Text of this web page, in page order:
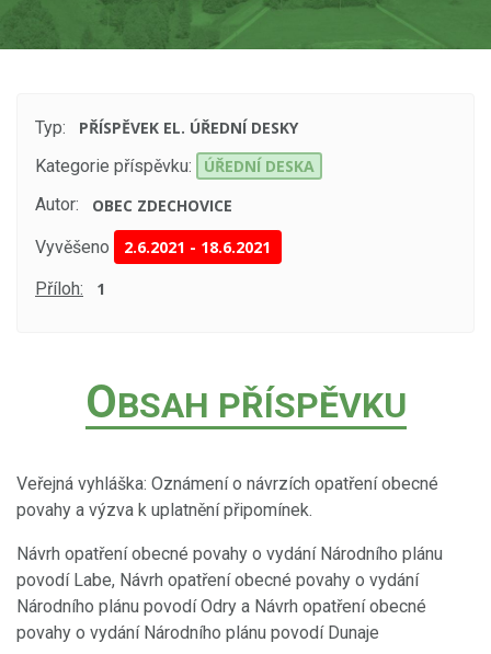
Typ:
PŘÍSPĚVEK EL. ÚŘEDNÍ DESKY
Kategorie příspěvku:
ÚŘEDNÍ DESKA
Autor:
OBEC ZDECHOVICE
Vyvěšeno 2.6.2021 - 18.6.2021
Příloh: 1
OBSAH PŘÍSPĚVKU
Veřejná vyhláška: Oznámení o návrzích opatření obecné
povahy a výzva k uplatnění připomínek.
Návrh opatření obecné povahy o vydání Národního plánu
povodí Labe, Návrh opatření obecné povahy o vydání
Národního plánu povodí Odry a Návrh opatření obecné
povahy o vydání Národního plánu povodí Dunaje